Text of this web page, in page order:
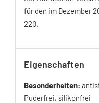
für den im Dezember
220.
Eigenschaften
Besonderheiten:
Puderfrei, silikonfrei